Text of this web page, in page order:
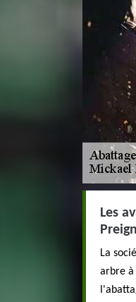
Les
La
arbre à